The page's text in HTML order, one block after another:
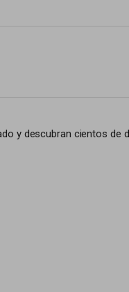
y descubran cientos de